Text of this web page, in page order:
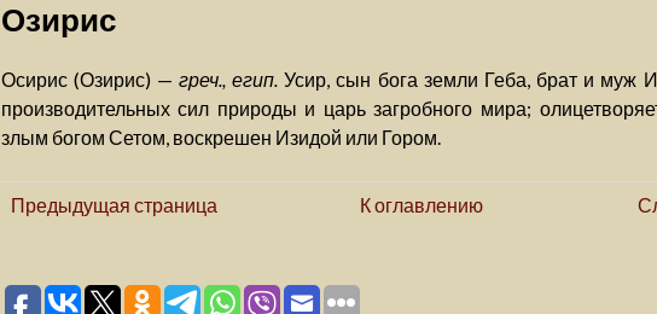
Озирис
Осирис (Озирис) — греч., егип. Усир, сын бога земли Геба, брат и муж
производительных сил природы и царь загробного мира;
злым богом Сетом, воскрешен Изидой или Гором.
Предыдущая страница К оглавлению